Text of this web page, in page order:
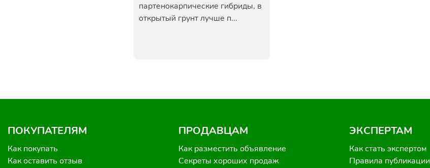
партенокарпические гибриды, в
открытый грунт лучше п...
ПОКУПАТЕЛЯМ
Как покупать
Как оставить отзыв
ПРОДАВЦАМ
Как разместить объявление
Секреты хороших продаж
ЭКСПЕРТАМ
Как стать экспертом
Правила публикации